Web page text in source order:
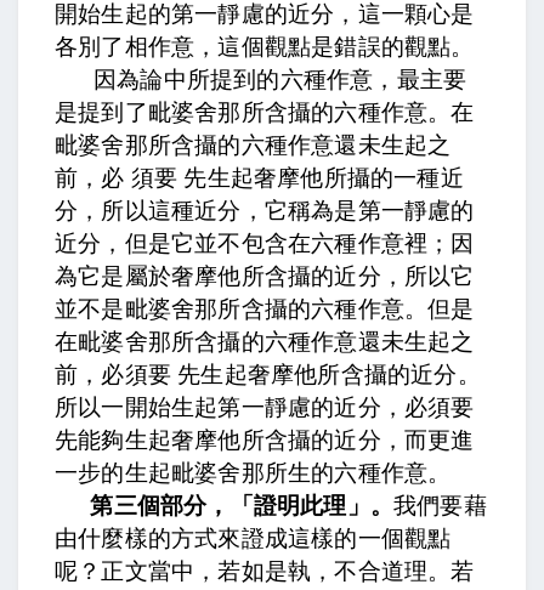
開始生起的第一靜慮的近分，這一顆心是
各別了相作意，這個觀點是錯誤的觀點。
因為論中所提到的六種作意，最主要
是提到了毗婆舍那所含攝的六種作意。在
毗婆舍那所含攝的六種作意還未生起之
前，必 須要 先生起奢摩他所攝的一種近
分，所以這種近分，它稱為是第一靜慮的
近分，但是它並不包含在六種作意裡；因
為它是屬於奢摩他所含攝的近分，所以它
並不是毗婆舍那所含攝的六種作意。但是
在毗婆舍那所含攝的六種作意還未生起之
前，必須要 先生起奢摩他所含攝的近分。
所以一開始生起第一靜慮的近分，必須要
先能夠生起奢摩他所含攝的近分，而更進
一步的生起毗婆舍那所生的六種作意。
第三個部分，「證明此理」。 我們要藉
由什麼樣的方式來證成這樣的一個觀點
呢？正文當中， 若如是執，不合道理。若